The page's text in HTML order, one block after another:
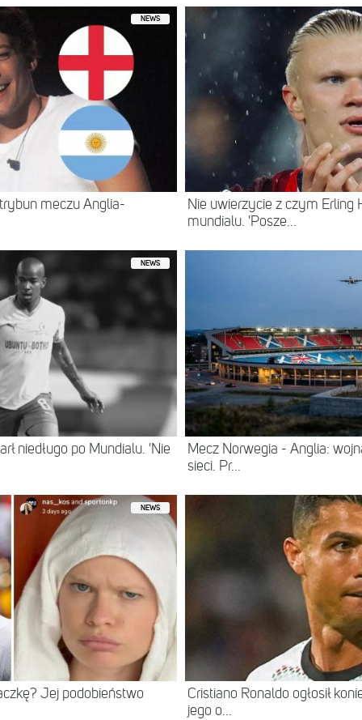
NEWS
meczu Anglia-
Nie uwierzycie z czym Erling
mundialu. 'Posze...
NEWS
niedługo po Mundialu. 'Nie
Mecz Norwegia - Anglia:
sieci. Pr...
NEWS
Jej podobieństwo
Cristiano Ronaldo ogłosił
jego o...